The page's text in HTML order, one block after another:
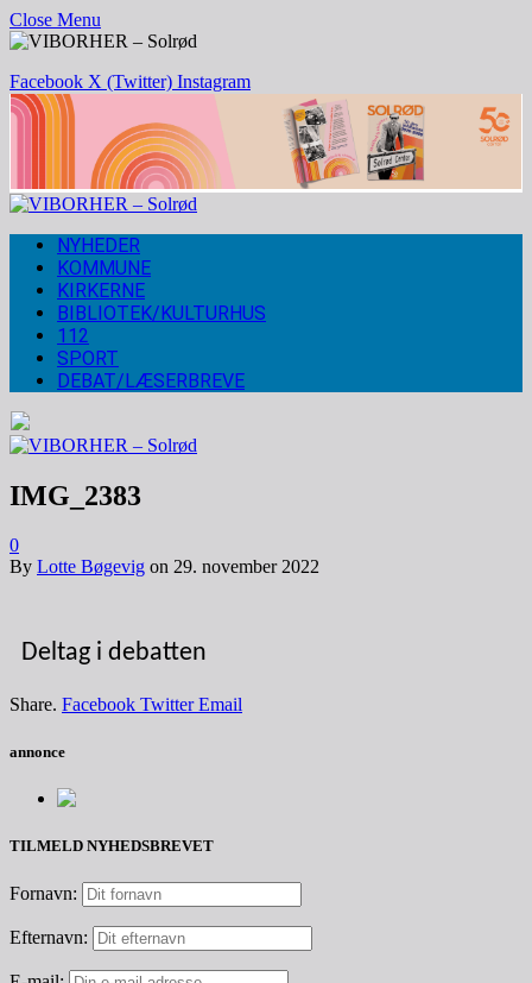
Close Menu
Facebook X (Twitter) Instagram
NYHEDER
KOMMUNE
KIRKERNE
BIBLIOTEK/KULTURHUS
112
SPORT
DEBAT/LÆSERBREVE
IMG_2383
0
By Lotte Bøgevig on 29. november 2022
Deltag i debatten
Share. Facebook Twitter Email
annonce
TILMELD NYHEDSBREVET
Fornavn:
Efternavn: